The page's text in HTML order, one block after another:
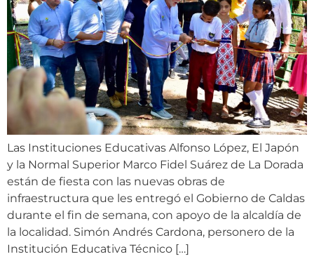
Las Instituciones Educativas Alfonso López, El Japón
y la Normal Superior Marco Fidel Suárez de La Dorada
están de fiesta con las nuevas obras de
infraestructura que les entregó el Gobierno de Caldas
durante el fin de semana, con apoyo de la alcaldía de
la localidad. Simón Andrés Cardona, personero de la
Institución Educativa Técnico […]